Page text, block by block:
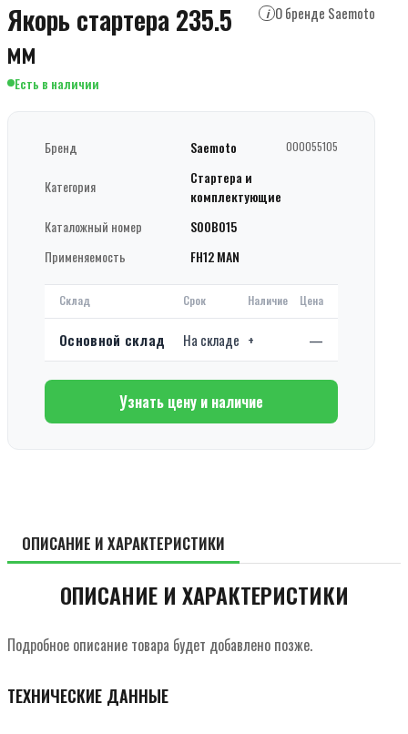
Якорь стартера 235.5
мм
i О бренде Saemoto
Есть в наличии
Бренд Saemoto 000055105
Категория
Стартера и
комплектующие
Каталожный номер
S00B015
Применяемость
FH12 MAN
Склад Срок Наличие Цена
Основной склад На складе + —
Узнать цену и наличие
ОПИСАНИЕ И ХАРАКТЕРИСТИКИ
ОПИСАНИЕ И ХАРАКТЕРИСТИКИ
Подробное описание товара будет добавлено позже.
ТЕХНИЧЕСКИЕ ДАННЫЕ